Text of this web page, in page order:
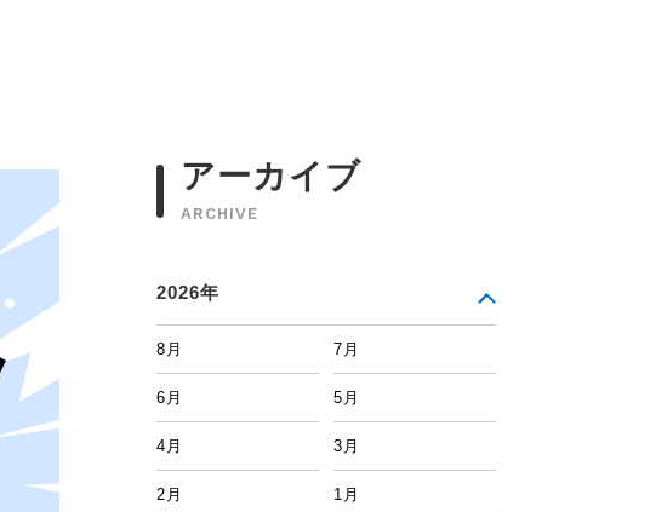
アーカイブ
ARCHIVE
2026年
8月 7月
6月 5月
4月 3月
2月 1月